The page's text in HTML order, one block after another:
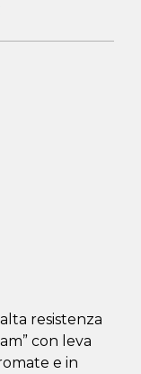
resistenza
con leva
e in